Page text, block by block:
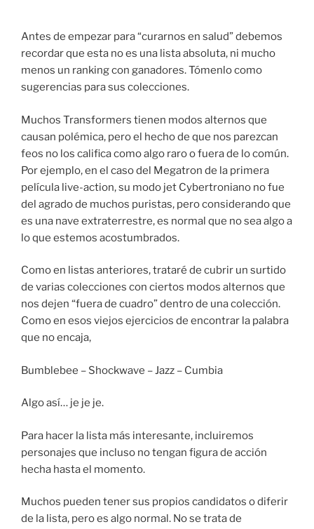
Antes de empezar para “curarnos en salud” debemos
recordar que esta no es una lista absoluta, ni mucho
menos un ranking con ganadores. Tómenlo como
sugerencias para sus colecciones.
Muchos Transformers tienen modos alternos que
causan polémica, pero el hecho de que nos parezcan
feos no los califica como algo raro o fuera de lo común.
Por ejemplo, en el caso del Megatron de la primera
película live-action, su modo jet Cybertroniano no fue
del agrado de muchos puristas, pero considerando que
es una nave extraterrestre, es normal que no sea algo a
lo que estemos acostumbrados.
Como en listas anteriores, trataré de cubrir un surtido
de varias colecciones con ciertos modos alternos que
nos dejen “fuera de cuadro” dentro de una colección.
Como en esos viejos ejercicios de encontrar la palabra
que no encaja,
Bumblebee – Shockwave – Jazz – Cumbia
Algo así… je je je.
Para hacer la lista más interesante, incluiremos
personajes que incluso no tengan figura de acción
hecha hasta el momento.
Muchos pueden tener sus propios candidatos o diferir
de la lista, pero es algo normal. No se trata de